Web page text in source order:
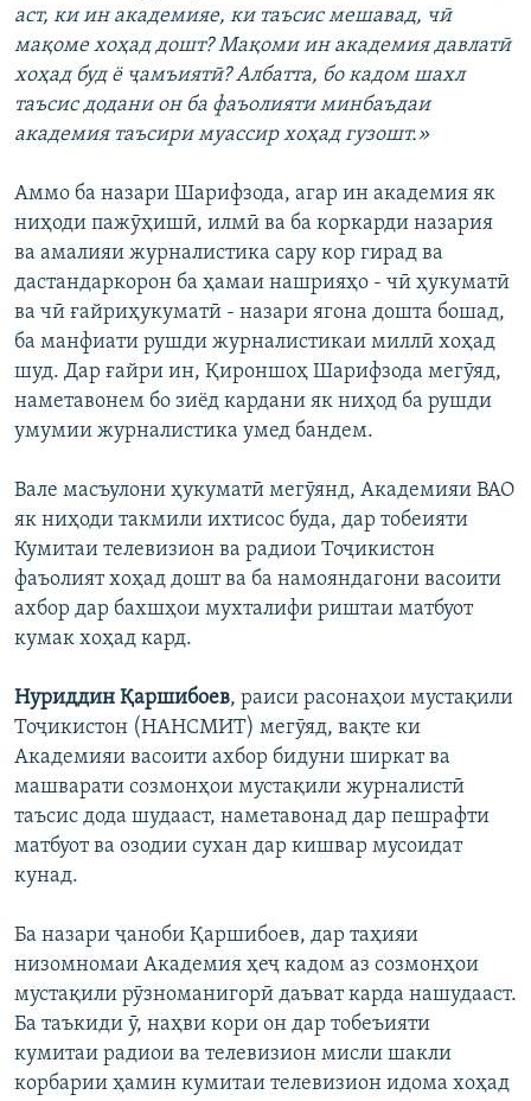
аст, ки ин академияе, ки таъсис мешавад, чӣ
мақоме хоҳад дошт? Мақоми ин академия давлатӣ
хоҳад буд ё ҷамъиятӣ? Албатта, бо кадом шахл
таъсис додани он ба фаъолияти минбаъдаи
академия таъсири муассир хоҳад гузошт.»
Аммо ба назари Шарифзода, агар ин академия як
ниҳоди пажӯҳишӣ, илмӣ ва ба коркарди назария
ва амалияи журналистика сару кор гирад ва
дастандаркорон ба ҳамаи нашрияҳо - чӣ ҳукуматӣ
ва чӣ ғайриҳукуматӣ - назари ягона дошта бошад,
ба манфиати рушди журналистикаи миллӣ хоҳад
шуд. Дар ғайри ин, Қироншоҳ Шарифзода мегӯяд,
наметавонем бо зиёд кардани як ниҳод ба рушди
умумии журналистика умед бандем.
Вале масъулони ҳукуматӣ мегӯянд, Академияи ВАО
як ниҳоди такмили ихтисос буда, дар тобеияти
Кумитаи телевизион ва радиои Тоҷикистон
фаъолият хоҳад дошт ва ба намояндагони васоити
ахбор дар бахшҳои мухталифи риштаи матбуот
кумак хоҳад кард.
Нуриддин Қаршибоев, раиси расонаҳои мустақили
Тоҷикистон (НАНСМИТ) мегӯяд, вақте ки
Академияи васоити ахбор бидуни ширкат ва
машварати созмонҳои мустақили журналистӣ
таъсис дода шудааст, наметавонад дар пешрафти
матбуот ва озодии сухан дар кишвар мусоидат
кунад.
​Ба назари ҷаноби Қаршибоев, дар таҳияи
низомномаи Академия ҳеҷ кадом аз созмонҳои
мустақили рӯзноманигорӣ даъват карда нашудааст.
Ба таъкиди ӯ, наҳви кори он дар тобеъияти
кумитаи радиои ва телевизион мисли шакли
корбарии ҳамин кумитаи телевизион идома хоҳад